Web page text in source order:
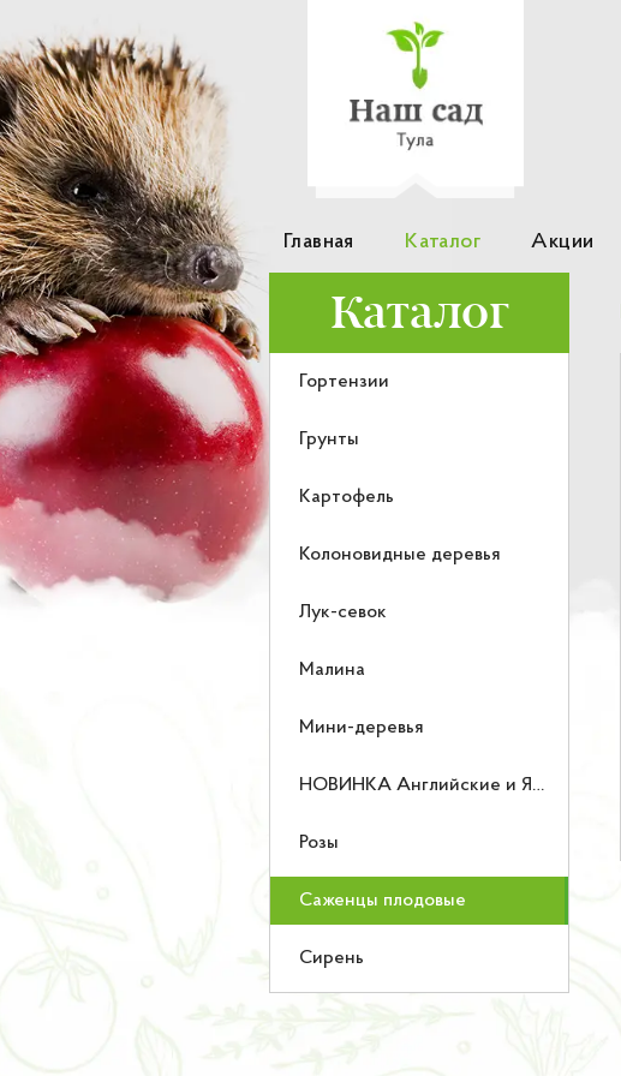
Главная Каталог Акции
Каталог
Гортензии
Грунты
Картофель
Колоновидные деревья
Лук-севок
Малина
Мини-деревья
НОВИНКА Английские и Японские розы
Розы
Саженцы плодовые
Сирень